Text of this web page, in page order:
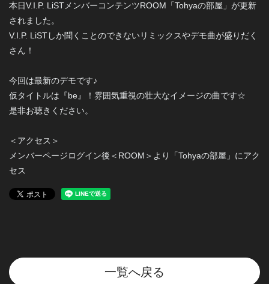
本日V.I.P. LiSTメンバーコンテンツROOM「Tohyaの部屋」が更新
されました。
V.I.P. LiSTしか聞くことのできないリミックスやデモ曲が盛りだく
さん！
今回は最新のデモです♪
仮タイトルは『be』！雰囲気重視の壮大なイメージの曲です☆
是非お聴きください。
＜アクセス＞
メンバーページログイン後＜ROOM＞より「Tohyaの部屋」にアク
セス
一覧へ戻る